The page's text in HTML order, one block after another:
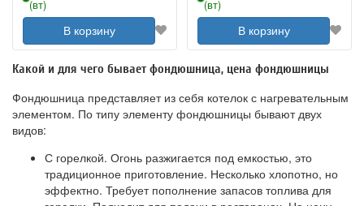
(вт)
В корзину
(вт)
В корзину
Какой и для чего бывает фондюшница, цена фондюшницы
Фондюшница представляет из себя котелок с нагревательным
элементом. По типу элементу фондюшницы бывают двух
видов:
С горелкой. Огонь разжигается под емкостью, это
традиционное приготовление. Несколько хлопотно, но
эффектно. Требует пополнение запасов топлива для